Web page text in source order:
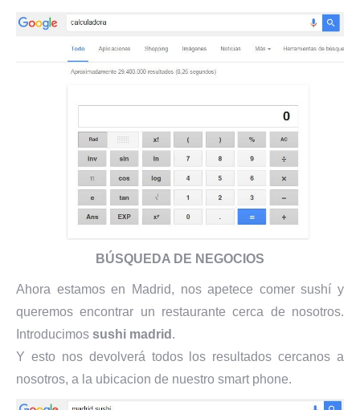
BÚSQUEDA DE NEGOCIOS
Ahora estamos en Madrid, nos apetece comer sushí y
queremos encontrar un restaurante cerca de nosotros.
Introducimos sushi madrid .
Y esto nos devolverá todos los resultados cercanos a
nosotros, a la ubicacion de nuestro smart phone.